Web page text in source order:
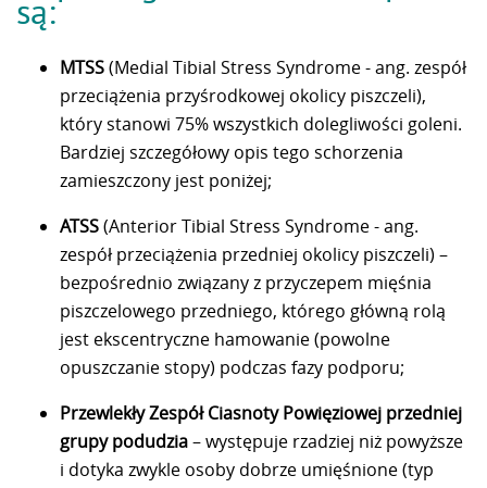
są:
MTSS(Medial Tibial Stress Syndrome - ang. zespół
przeciążenia przyśrodkowej okolicy piszczeli),
który stanowi 75% wszystkich dolegliwości goleni.
Bardziej szczegółowy opis tego schorzenia
zamieszczony jest poniżej;
ATSS(Anterior Tibial Stress Syndrome - ang.
zespół przeciążenia przedniej okolicy piszczeli) –
bezpośrednio związany z przyczepem mięśnia
piszczelowego przedniego, którego główną rolą
jest ekscentryczne hamowanie (powolne
opuszczanie stopy) podczas fazy podporu;
Przewlekły Zespół Ciasnoty Powięziowej przedniej
grupy podudzia– występuje rzadziej niż powyższe
i dotyka zwykle osoby dobrze umięśnione (typ